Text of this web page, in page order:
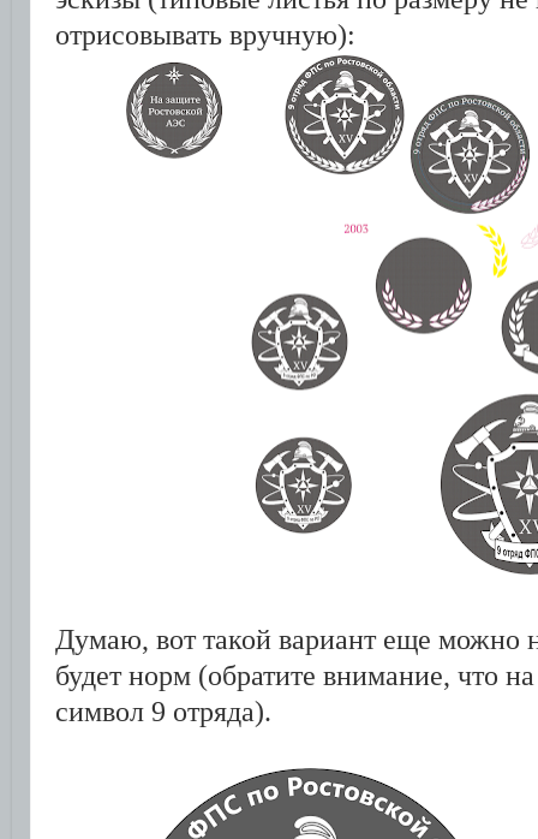
отрисовывать вручную):
Думаю, вот такой вариант еще можно
будет норм (обратите внимание, что
символ 9 отряда).